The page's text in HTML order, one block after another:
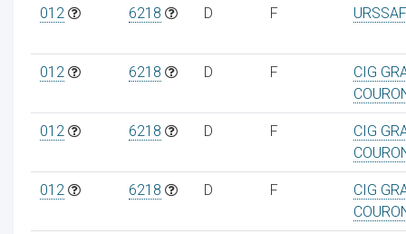
012 6218 D F
012 6218 D F
CIG
012 6218 D F
CIG
012 6218 D F
CIG